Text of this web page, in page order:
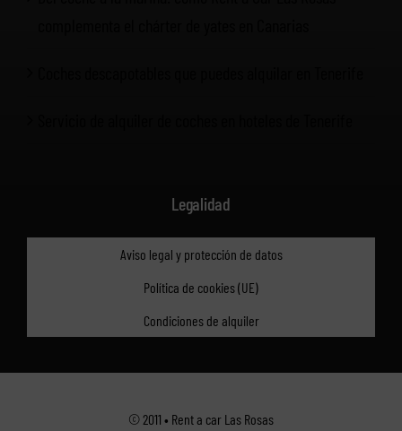
Legalidad
Aviso legal y protección de datos
Política de cookies (UE)
Condiciones de alquiler
© 2011 • Rent a car Las Rosas